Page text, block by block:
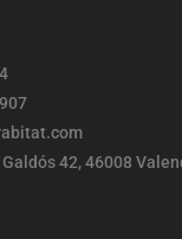
42, 46008